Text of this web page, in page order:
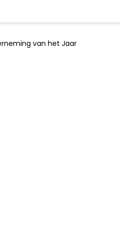
van het Jaar